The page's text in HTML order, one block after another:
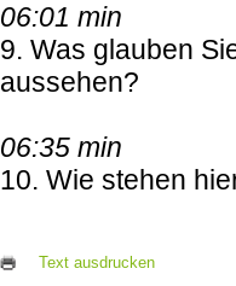
06:01 min
9. Was glauben
aussehen?
06:35 min
10. Wie stehen
Text ausdrucken